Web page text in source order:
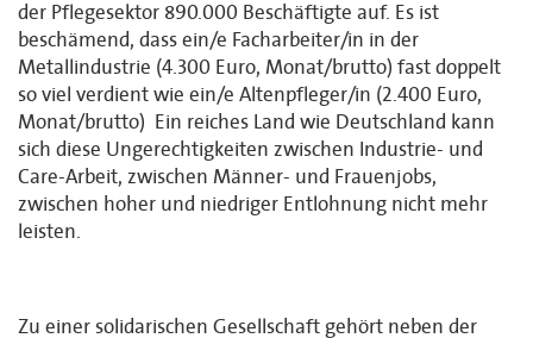
der Pflegesektor 890.000 Beschäftigte auf. Es ist
beschämend, dass ein/e Facharbeiter/in in der
Metallindustrie (4.300 Euro, Monat/brutto) fast doppelt
so viel verdient wie ein/e Altenpfleger/in (2.400 Euro,
Monat/brutto) Ein reiches Land wie Deutschland kann
sich diese Ungerechtigkeiten zwischen Industrie- und
Care-Arbeit, zwischen Männer- und Frauenjobs,
zwischen hoher und niedriger Entlohnung nicht mehr
leisten.
Zu einer solidarischen Gesellschaft gehört neben der